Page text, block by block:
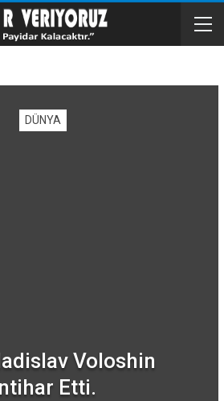
DÜNYA
Voloshin
Etti.